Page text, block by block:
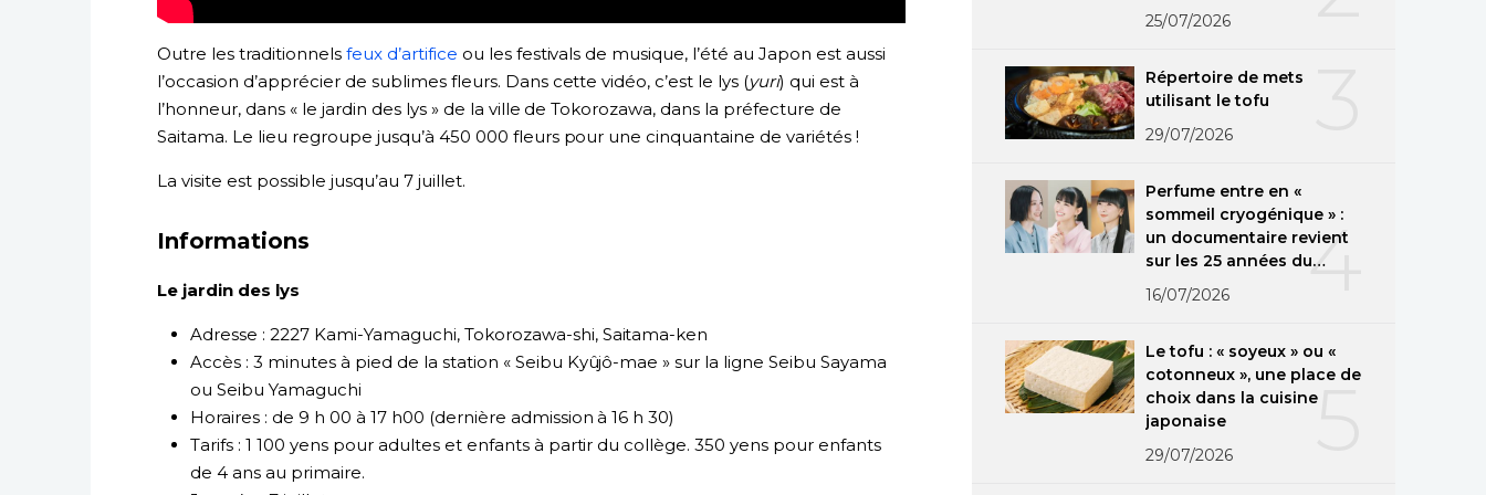
Outre les traditionnels feux d’artifice ou les festivals de musique, l’été au Japon est aussi
l’occasion d’apprécier de sublimes fleurs. Dans cette vidéo, c’est le lys (yuri) qui est à
l’honneur, dans « le jardin des lys » de la ville de Tokorozawa, dans la préfecture de
Saitama. Le lieu regroupe jusqu’à 450 000 fleurs pour une cinquantaine de variétés !
La visite est possible jusqu’au 7 juillet.
Informations
Le jardin des lys
Adresse : 2227 Kami-Yamaguchi, Tokorozawa-shi, Saitama-ken
Accès : 3 minutes à pied de la station « Seibu Kyûjô-mae » sur la ligne Seibu Sayama
ou Seibu Yamaguchi
Horaires : de 9 h 00 à 17 h00 (dernière admission à 16 h 30)
Tarifs : 1 100 yens pour adultes et enfants à partir du collège. 350 yens pour enfants
de 4 ans au primaire.
25/07/2026
Répertoire de mets
utilisant le tofu
29/07/2026
4
Perfume entre en «
sommeil cryogénique » :
un documentaire revient
sur les 25 années du
groupe
16/07/2026
5
Le tofu : « soyeux » ou «
cotonneux », une place de
choix dans la cuisine
japonaise
29/07/2026